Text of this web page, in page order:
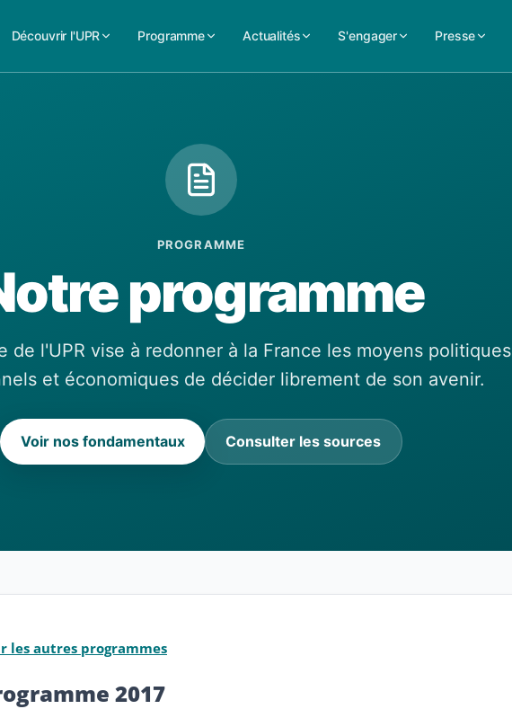
Découvrir l'UPR Programme Actualités S'engager Presse
PROGRAMME
programme
de l'UPR vise à redonner à la France les moyens
et économiques de décider librement de son avenir.
Voir nos fondamentaux Consulter les sources
les autres programmes
2017